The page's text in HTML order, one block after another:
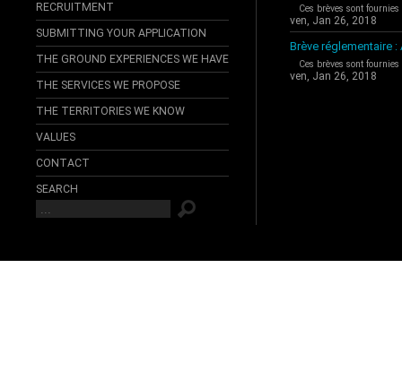
RECRUITMENT
SUBMITTING YOUR APPLICATION
THE GROUND EXPERIENCES WE HAVE
THE SERVICES WE PROPOSE
THE TERRITORIES WE KNOW
VALUES
CONTACT
SEARCH
Ces brèves sont
ven, Jan 26, 2018
Brève réglementaire :
Ces brèves sont
ven, Jan 26, 2018